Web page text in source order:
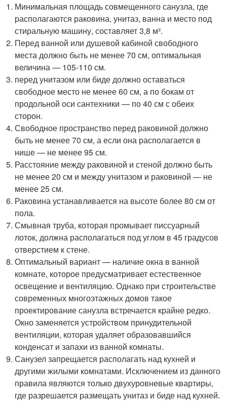
Минимальная площадь совмещенного санузла, где
располагаются раковина, унитаз, ванна и место под
стиральную машину, составляет 3,8 м².
Перед ванной или душевой кабиной свободного
места должно быть не менее 70 см, оптимальная
величина — 105-110 см.
перед унитазом или биде должно оставаться
свободное место не менее 60 см, а по бокам от
продольной оси сантехники — по 40 см с обеих
сторон.
Свободное пространство перед раковиной должно
быть не менее 70 см, а если она располагается в
нише — не менее 95 см.
Расстояние между раковиной и стеной должно быть
не менее 20 см и между унитазом и раковиной — не
менее 25 см.
Раковина устанавливается на высоте более 80 см от
пола.
Смывная труба, которая промывает писсуарный
лоток, должна располагаться под углом в 45 градусов
отверстием к стене.
Оптимальный вариант — наличие окна в ванной
комнате, которое предусматривает естественное
освещение и вентиляцию. Однако при строительстве
современных многоэтажных домов такое
проектирование санузла встречается крайне редко.
Окно заменяется устройством принудительной
вентиляции, которая удаляет образовавшийся
конденсат и запахи из ванной комнаты.
Санузел запрещается располагать над кухней и
другими жилыми комнатами. Исключением из данного
правила являются только двухуровневые квартиры,
где разрешается размещать унитаз и биде над кухней.